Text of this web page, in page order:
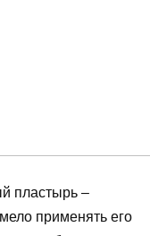
пластырь –
применять его